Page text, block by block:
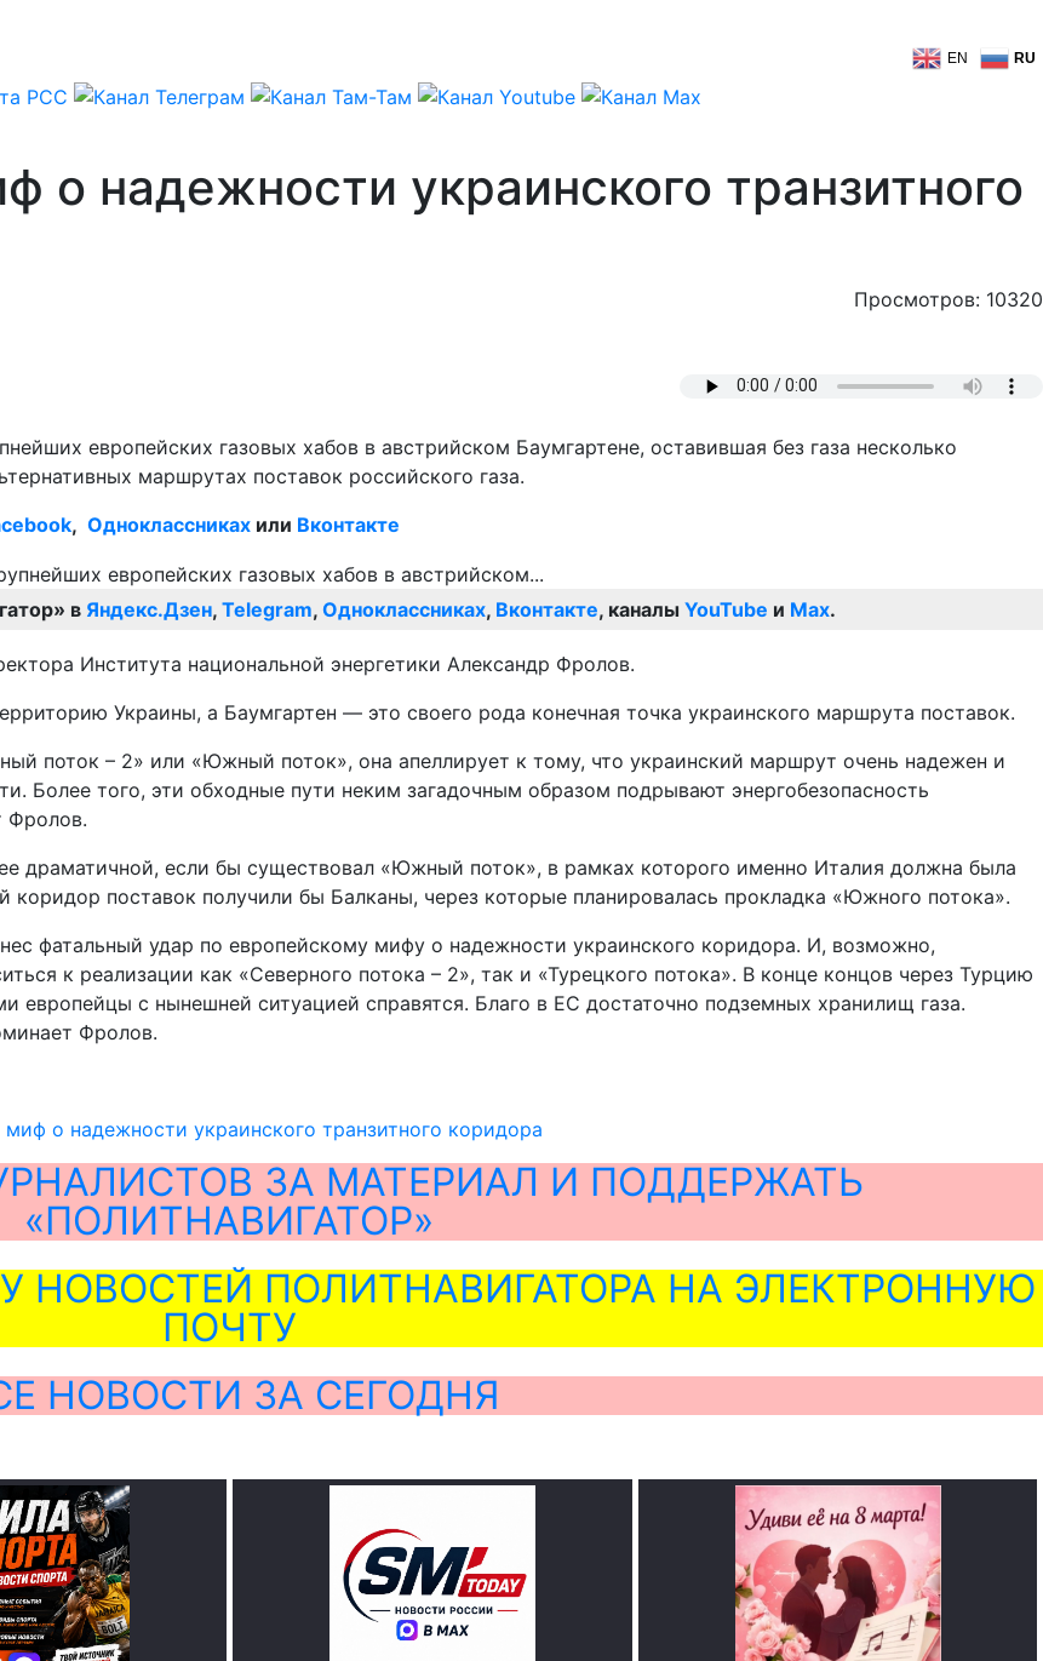
EN RU
о надежности украинского транзитного
Просмотров: 10320
европейских газовых хабов в австрийском Баумгартене, оставившая без газа несколько
маршрутах поставок российского газа.
, Одноклассниках или Вконтакте
в Яндекс.Дзен, Telegram, Одноклассниках, Вконтакте, каналы YouTube и Max.
Института национальной энергетики Александр Фролов.
Украины, а Баумгартен — это своего рода конечная точка украинского маршрута поставок.
поток – 2» или «Южный поток», она апеллирует к тому, что украинский маршрут очень надежен и
Более того, эти обходные пути неким загадочным образом подрывают энергобезопасность
Фролов.
драматичной, если бы существовал «Южный поток», в рамках которого именно Италия должна была
коридор поставок получили бы Балканы, через которые планировалась прокладка «Южного потока».
фатальный удар по европейскому мифу о надежности украинского коридора. И, возможно,
к реализации как «Северного потока – 2», так и «Турецкого потока». В конце концов через Турцию
с нынешней ситуацией справятся. Благо в ЕС достаточно подземных хранилищ газа.
Фролов.
о надежности украинского транзитного коридора
ЗА МАТЕРИАЛ И ПОДДЕРЖАТЬ
«ПОЛИТНАВИГАТОР»
НОВОСТЕЙ ПОЛИТНАВИГАТОРА НА ЭЛЕКТРОННУЮ
ПОЧТУ
НОВОСТИ ЗА СЕГОДНЯ